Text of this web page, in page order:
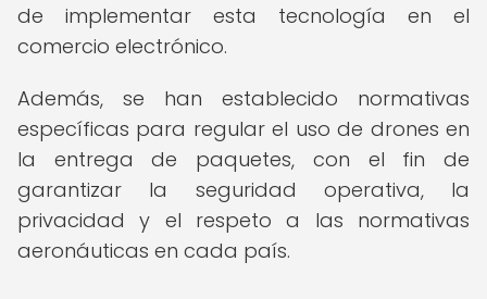
de implementar esta tecnología en el
comercio electrónico.
Además, se han establecido normativas
específicas para regular el uso de drones en
la entrega de paquetes, con el fin de
garantizar la seguridad operativa, la
privacidad y el respeto a las normativas
aeronáuticas en cada país.